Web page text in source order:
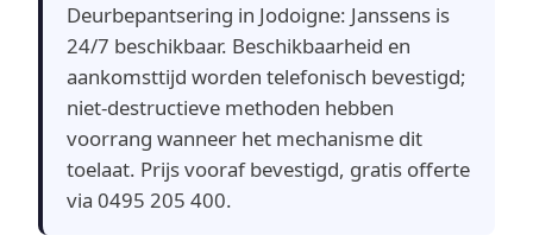
Deurbepantsering in Jodoigne: Janssens is
24/7 beschikbaar. Beschikbaarheid en
aankomsttijd worden telefonisch bevestigd;
niet-destructieve methoden hebben
voorrang wanneer het mechanisme dit
toelaat. Prijs vooraf bevestigd, gratis offerte
via 0495 205 400.